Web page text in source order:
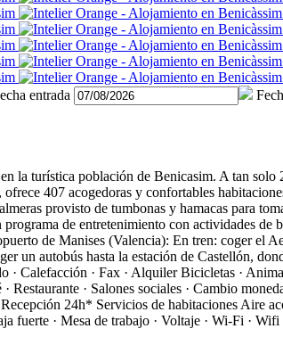
entrada
la turística población de Benicasim. A tan
407 acogedoras y confortables
provisto de tumbonas y hamacas para
de entretenimiento con actividades
de Manises (Valencia): En tren: coger el
un autobús hasta la estación de Castellón,
· Calefacción · Fax · Alquiler Bicicletas ·
· Salones sociales · Cambio
24h* Servicios de habitaciones Aire
fuerte · Mesa de trabajo · Voltaje · Wi-Fi ·